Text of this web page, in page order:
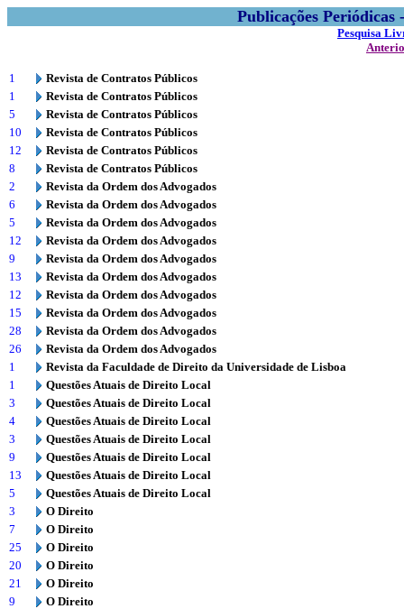
Publicações
Pesquisa
1
Revista de Contratos Públicos
1
Revista de Contratos Públicos
5
Revista de Contratos Públicos
10
Revista de Contratos Públicos
12
Revista de Contratos Públicos
8
Revista de Contratos Públicos
2
Revista da Ordem dos Advogados
6
Revista da Ordem dos Advogados
5
Revista da Ordem dos Advogados
12
Revista da Ordem dos Advogados
9
Revista da Ordem dos Advogados
13
Revista da Ordem dos Advogados
12
Revista da Ordem dos Advogados
15
Revista da Ordem dos Advogados
28
Revista da Ordem dos Advogados
26
Revista da Ordem dos Advogados
1
Revista da Faculdade de Direito da Universidade de Lisboa
1
Questões Atuais de Direito Local
3
Questões Atuais de Direito Local
4
Questões Atuais de Direito Local
3
Questões Atuais de Direito Local
9
Questões Atuais de Direito Local
13
Questões Atuais de Direito Local
5
Questões Atuais de Direito Local
3
O Direito
7
O Direito
25
O Direito
20
O Direito
21
O Direito
9
O Direito